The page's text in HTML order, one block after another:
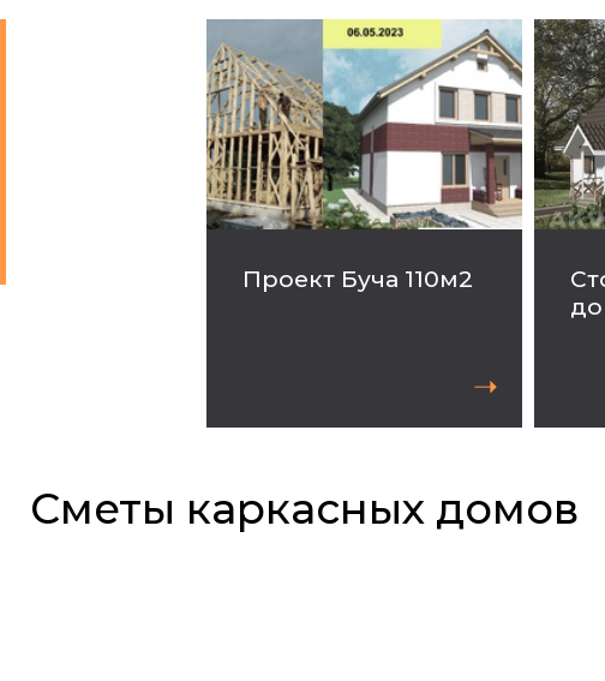
Проект Буча 110м2
➝
Сметы каркасных домов